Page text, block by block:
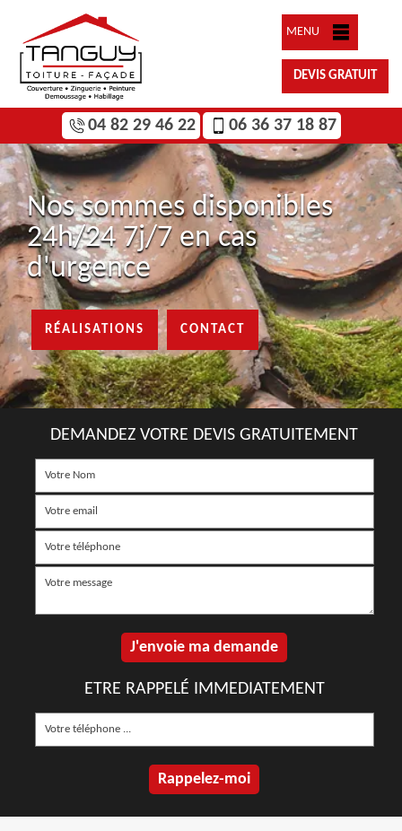
MENU
DEVIS GRATUIT
04 82 29 46 22 06 36 37 18 87
Nos sommes disponibles
24h/24 7j/7 en cas
d'urgence
RÉALISATIONS CONTACT
DEMANDEZ VOTRE DEVIS GRATUITEMENT
ETRE RAPPELÉ IMMEDIATEMENT